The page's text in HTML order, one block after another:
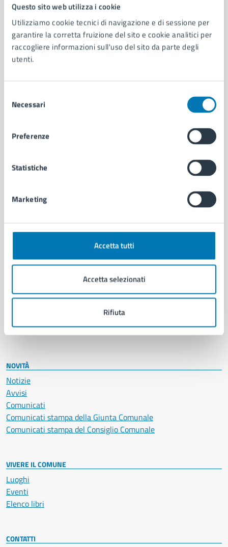
Questo sito web utilizza i cookie
Utilizziamo cookie tecnici di navigazione e di sessione per
garantire la corretta fruizione del sito e cookie analitici per
raccogliere informazioni sull'uso del sito da parte degli
utenti.
delNecessari
Preferenze
Statistiche
Marketing
Accetta tutti
Accetta selezionati
Rifiuta
Comune di Napoli
AMMINISTRAZIONE
Aree amministrative
Enti e fondazioni
Personale amministrativo
CATEGORIE DI SERVIZIO
Autorizzazioni
Documenti e certificati
Educazione e formazione
Giustizia e sicurezza pubblica
Imprese e commercio
Salute, benessere e assistenza
Vita lavorativa
NOVITÀ
Notizie
Avvisi
Comunicati
Comunicati stampa della Giunta Comunale
Comunicati stampa del Consiglio Comunale
VIVERE IL COMUNE
Luoghi
Eventi
Elenco libri
CONTATTI